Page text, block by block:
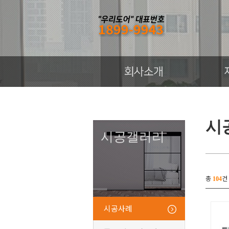
시공갤러리
시공사례
시
총 104건